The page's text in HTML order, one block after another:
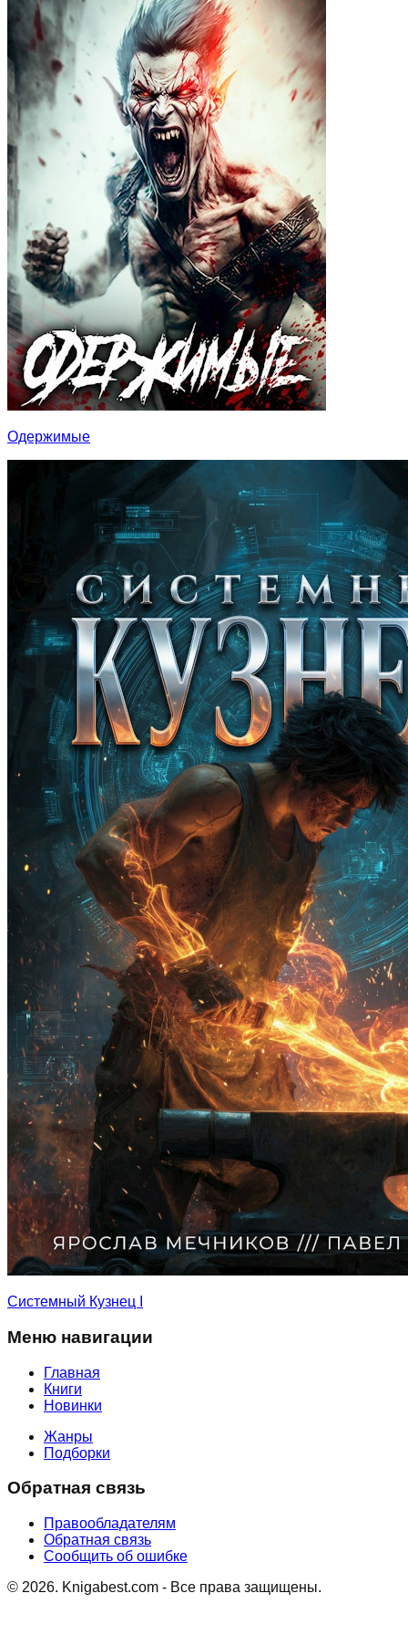
Одержимые
Системный Кузнец I
Меню навигации
Главная
Книги
Новинки
Жанры
Подборки
Обратная связь
Правообладателям
Обратная связь
Сообщить об ошибке
© 2026. Knigabest.com - Все права защищены.